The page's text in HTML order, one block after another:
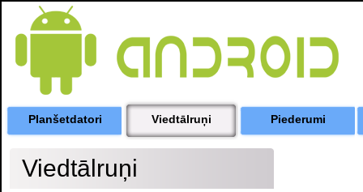
Planšetdatori Viedtālruņi Piederumi
Viedtālruņi